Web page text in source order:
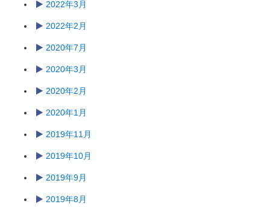
2022年3月
2022年2月
2020年7月
2020年3月
2020年2月
2020年1月
2019年11月
2019年10月
2019年9月
2019年8月